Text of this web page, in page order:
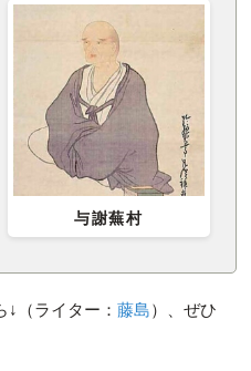
与謝蕪村
（ライター： 藤島）、ぜひ